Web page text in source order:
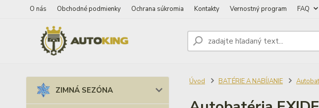
O nás Obchodné podmienky Ochrana súkromia Kontakty Vernostný program FAQ
ZIMNÁ SEZÓNA
Úvod BATÉRIE A NABÍJANIE